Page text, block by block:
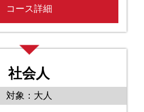
コース詳細
社会人
対象：大人